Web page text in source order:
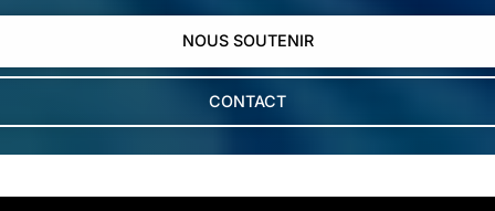
NOUS SOUTENIR
CONTACT